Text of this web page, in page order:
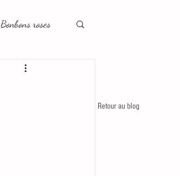
Bonbons roses
Retour au blog